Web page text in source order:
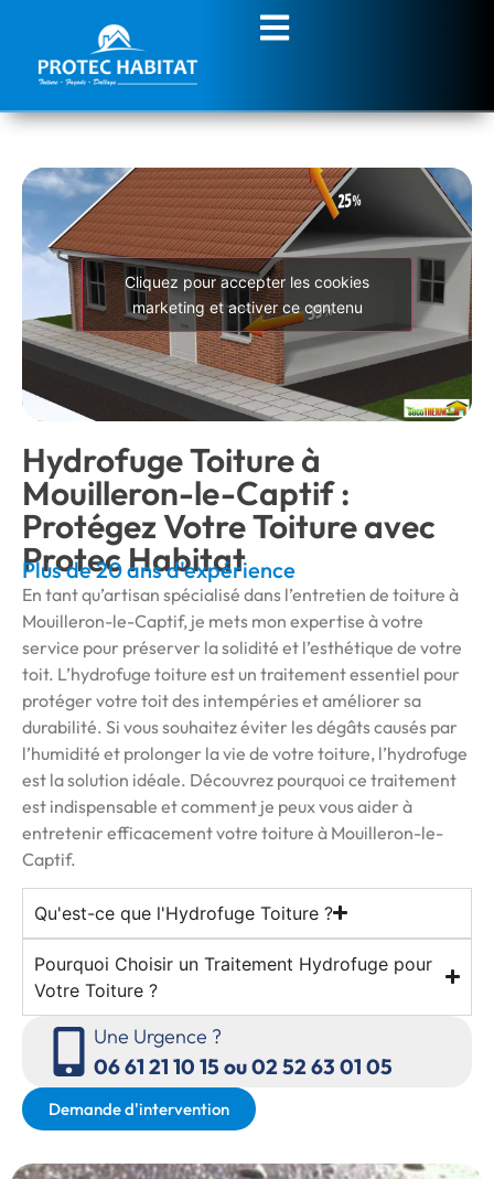
Cliquez pour accepter les cookies
marketing et activer ce contenu
Hydrofuge Toiture à
Mouilleron-le-Captif :
Protégez Votre Toiture avec
Protec Habitat
Plus de 20 ans d'expérience
En tant qu’artisan spécialisé dans l’entretien de toiture à
Mouilleron-le-Captif, je mets mon expertise à votre
service pour préserver la solidité et l’esthétique de votre
toit. L’hydrofuge toiture est un traitement essentiel pour
protéger votre toit des intempéries et améliorer sa
durabilité. Si vous souhaitez éviter les dégâts causés par
l’humidité et prolonger la vie de votre toiture, l’hydrofuge
est la solution idéale. Découvrez pourquoi ce traitement
est indispensable et comment je peux vous aider à
entretenir efficacement votre toiture à Mouilleron-le-
Captif.
Qu'est-ce que l'Hydrofuge Toiture ?
Pourquoi Choisir un Traitement Hydrofuge pour
Votre Toiture ?
Une Urgence ?
06 61 21 10 15 ou 02 52 63 01 05
Demande d'intervention